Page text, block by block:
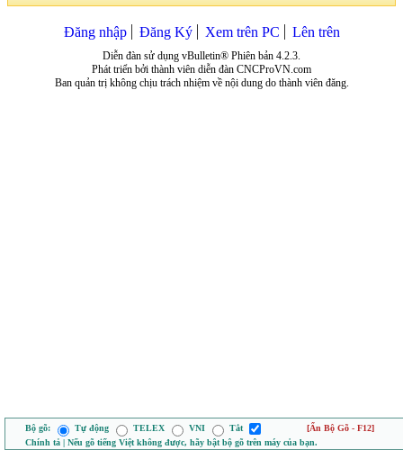
Đăng nhập Đăng Ký Xem trên PC Lên trên
Diễn đàn sử dụng vBulletin® Phiên bản 4.2.3.
Phát triển bởi thành viên diễn đàn CNCProVN.com
Ban quản trị không chịu trách nhiệm về nội dung do thành viên đăng.
Bộ gõ: Tự động TELEX VNI Tắt
[Ẩn Bộ Gõ - F12]
Chính tả | Nếu gõ tiếng Việt không được, hãy bật bộ gõ trên máy của bạn.